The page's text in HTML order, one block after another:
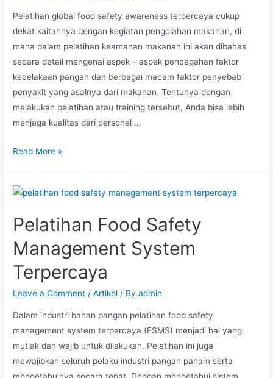
Pelatihan global food safety awareness terpercaya cukup
dekat kaitannya dengan kegiatan pengolahan makanan, di
mana dalam pelatihan keamanan makanan ini akan dibahas
secara detail mengenai aspek – aspek pencegahan faktor
kecelakaan pangan dan berbagai macam faktor penyebab
penyakit yang asalnya dari makanan. Tentunya dengan
melakukan pelatihan atau training tersebut, Anda bisa lebih
menjaga kualitas dari personel …
Read More »
Pelatihan Food Safety
Management System
Terpercaya
Leave a Comment /Artikel / Byadmin
Dalam industri bahan pangan pelatihan food safety
management system terpercaya (FSMS) menjadi hal yang
mutlak dan wajib untuk dilakukan. Pelatihan ini juga
mewajibkan seluruh pelaku industri pangan paham serta